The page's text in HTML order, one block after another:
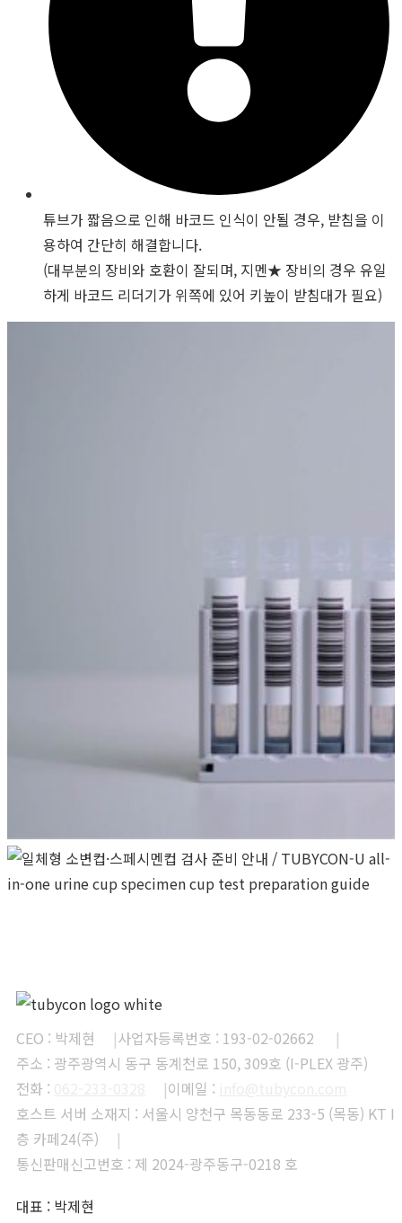
튜브가 짧음으로 인해 바코드 인식이 안될 경우, 받침을 이
용하여 간단히 해결합니다.
(대부분의 장비와 호환이 잘되며, 지멘★ 장비의 경우 유일
하게 바코드 리더기가 위쪽에 있어 키높이 받침대가 필요)
CEO : 박제현 |사업자등록번호 : 193-02-02662
|
주소 : 광주광역시 동구 동계천로 150, 309호 (I-PLEX 광주)
전화 :
|이메일 :
호스트 서버 소재지 : 서울시 양천구 목동동로 233-5 (목동) KT
층 카페24(주)
|
통신판매신고번호 : 제 2024-광주동구-0218 호
대표 : 박제현